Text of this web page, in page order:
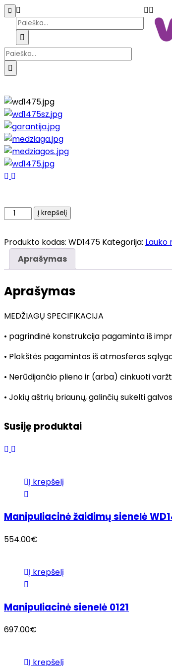
produkto
Manipuliacinė
žaidimų
sienelė
Į krepšelį
Produkto kodas: WD1475 Kategorija: Lauko
Aprašymas
Aprašymas
MEDŽIAGŲ SPECIFIKACIJA
• pagrindinė konstrukcija pagaminta iš
• Plokštės pagamintos iš atmosferos
• Nerūdijančio plieno ir (arba) cinkuoti
• Jokių aštrių briaunų, galinčių sukelti
Susiję produktai
Į krepšelį
Manipuliacinė žaidimų sienelė
554.00€
Į krepšelį
Manipuliacinė sienelė 0121
697.00€
Į krepšelį